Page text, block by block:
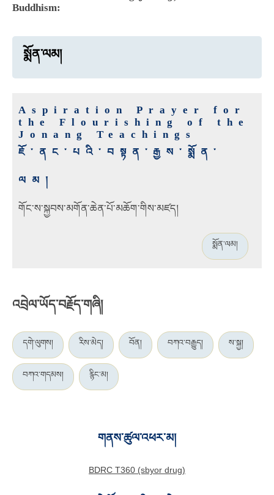
Buddhism:
སྨོན་ལམ།
Aspiration Prayer for
the Flourishing of the
Jonang Teachings
ཇོ་ནང་པའི་བསྟན་རྒྱས་སྨོན་
ལམ།
གོང་ས་སྐྱབས་མགོན་ཆེན་པོ་མཆོག་གིས་མཛད།
སྨོན་ལམ།
འབྲེལ་ཡོད་བརྗོད་གཞི།
དགེ་ལུགས། རིས་མེད། བོན། བཀའ་བརྒྱུད། ས་སྐྱ།
བཀའ་གདམས། རྙིང་མ།
གནས་ཚུལ་འཕར་མ།
BDRC T360 (sbyor drug)